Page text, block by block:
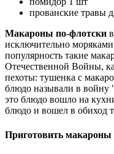
прованские травы
Макароны по-флотски
исключительно
популярность такие
Отечественной Войны,
пехоты: тушенка с
блюдо называли в
это блюдо вошло на
блюдо и вошел в обиход
Приготовить